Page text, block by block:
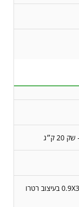
גגון Lily שחור-שקוף 0.9X3.2 בעיצוב רטרו